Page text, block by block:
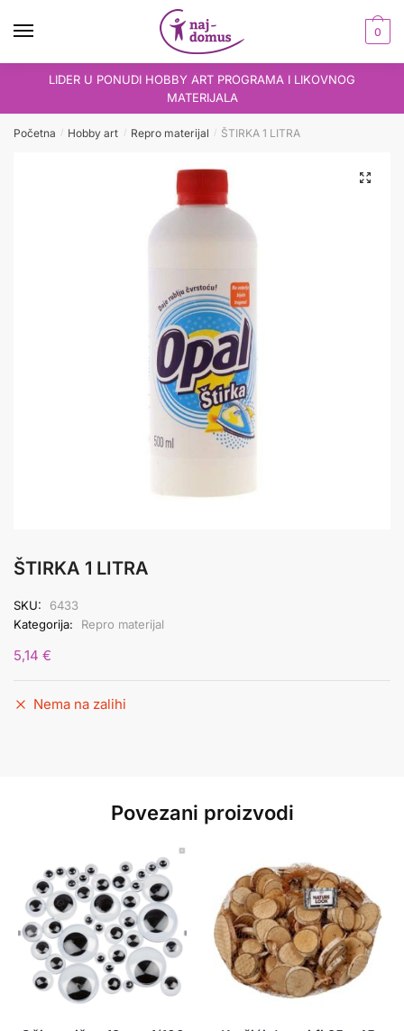
0
LIDER U PONUDI HOBBY ART PROGRAMA I LIKOVNOG
MATERIJALA
Početna / Hobby art / Repro materijal / ŠTIRKA 1 LITRA
ŠTIRKA 1 LITRA
SKU:
6433
Kategorija:
Repro materijal
5,14 €
Nema na zalihi
Povezani proizvodi